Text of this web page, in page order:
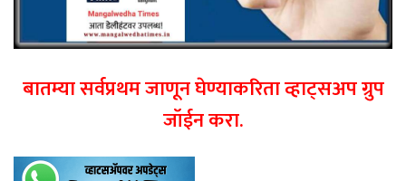
बातम्या सर्वप्रथम जाणून घेण्याकरिता व्हाट्सअप ग्रुप
जॉईन करा.